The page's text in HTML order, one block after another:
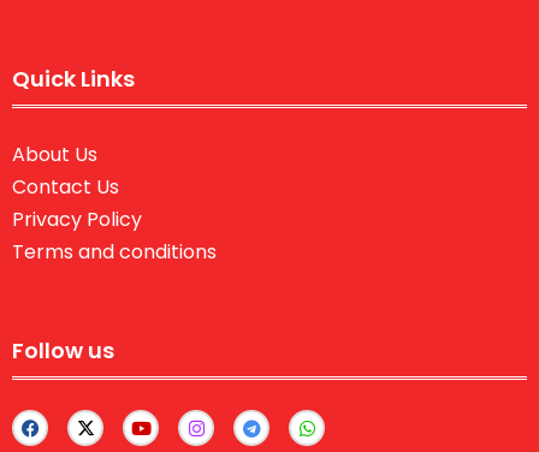
Quick Links
About Us
Contact Us
Privacy Policy
Terms and conditions
Follow us